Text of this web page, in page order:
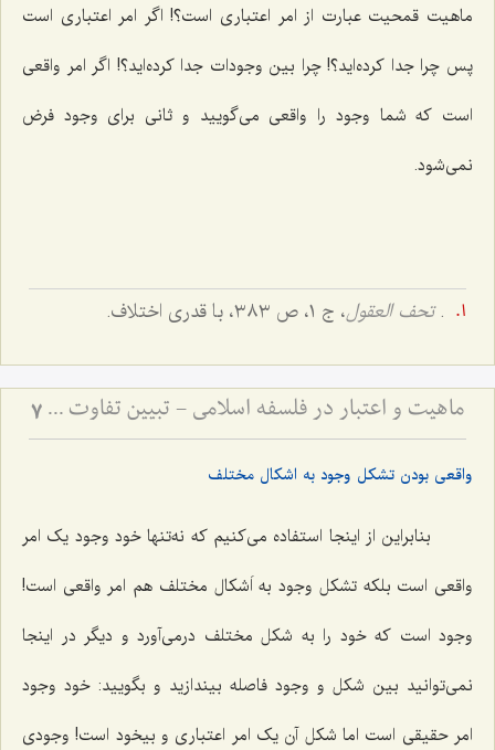
ماهیت قمحیت عبارت از امر اعتباری است؟! اگر امر اعتباری است
پس چرا جدا کرده‌اید؟! چرا بین وجودات جدا کرده‌اید؟! اگر امر واقعی
است که شما وجود را واقعی می‌گویید و ثانی برای وجود فرض
نمی‌شود.
.تحف العقول، ج ۱، ص ۳۸۳، با قدری اختلاف.
ماهیت و اعتبار در فلسفه اسلامی - تبیین تفاوت میان امور اعتباری و حقایق وجودی 7
واقعی بودن تشکل وجود به اشکال مختلف
بنابراین از اینجا استفاده می‌کنیم که نه‌تنها خود وجود یک امر
واقعی است بلکه تشکل وجود به اَشکال مختلف هم امر واقعی است!
وجود است که خود را به شکل مختلف درمی‌آورد و دیگر در اینجا
نمی‌توانید بین شکل و وجود فاصله بیندازید و بگویید: خود وجود
امر حقیقی است اما شکل آن یک امر اعتباری و بیخود است! وجودی